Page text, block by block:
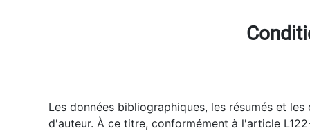
Les données bibliographiques, les résumés et
d'auteur. À ce titre, conformément à l'article